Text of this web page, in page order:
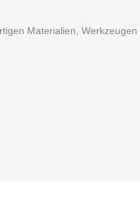
Materialien,